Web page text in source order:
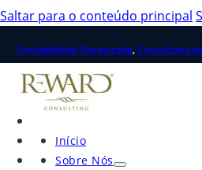
Saltar para o conteúdo principal
Contabilidade Organizada,Consultoria
Início
Sobre Nós